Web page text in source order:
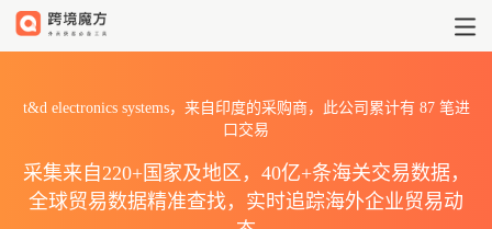
t&d electronics systems，来自印度的采购商，此公司累计有 87笔进
口交易
采集来自220+国家及地区，40亿+条海关交易数据，
全球贸易数据精准查找，实时追踪海外企业贸易动